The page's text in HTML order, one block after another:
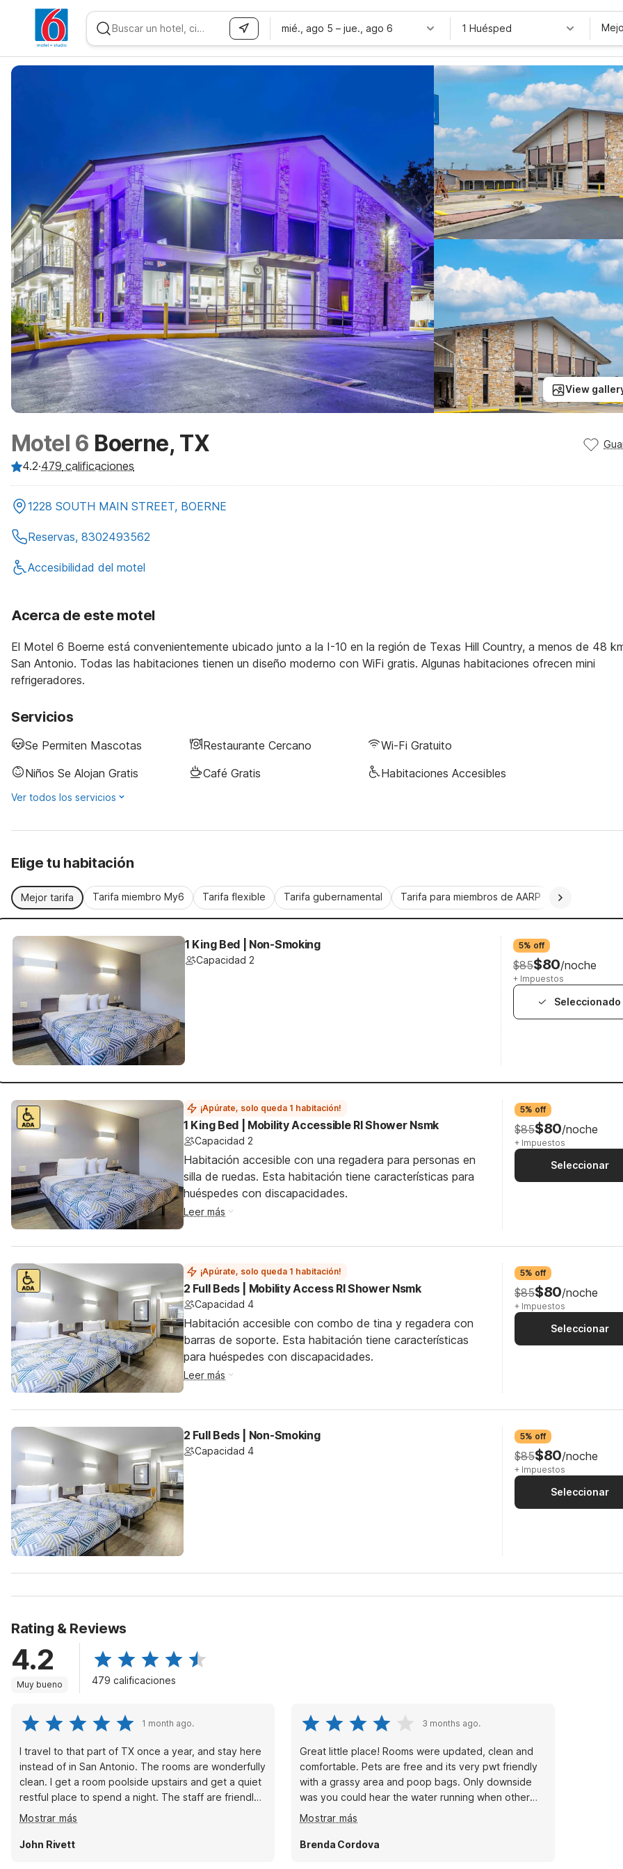
mié., ago 5 – jue., ago 6 1 Huésped
View
Motel 6 Boerne, TX
4.2·479 calificaciones
1228 SOUTH MAIN STREET, BOERNE
Reservas, 8302493562
Accesibilidad del motel
Acerca de este motel
El Motel 6 Boerne está convenientemente ubicado junto a la I-10 en la región de Texas Hill Country, a menos de 48
San Antonio. Todas las habitaciones tienen un diseño moderno con WiFi gratis. Algunas habitaciones ofrecen mini
refrigeradores.
Servicios
Se Permiten Mascotas Restaurante Cercano
Wi-Fi Gratuito
Niños Se Alojan Gratis
Café Gratis Habitaciones Accesibles
Ver todos los servicios
Elige tu habitación
Mejor tarifa Tarifa miembro My6 Tarifa flexible Tarifa gubernamental Tarifa para miembros de AARP
1 King Bed | Non-Smoking
Capacidad 2
5% off
$85$80/noche
+ Impuestos
Seleccionado
¡Apúrate, solo queda 1 habitación!
1 King Bed | Mobility Accessible RI Shower Nsmk
Capacidad 2
Habitación accesible con una regadera para personas en
silla de ruedas. Esta habitación tiene características para
huéspedes con discapacidades.
Leer más
5% off
$85$80/noche
+ Impuestos
Seleccionar
¡Apúrate, solo queda 1 habitación!
2 Full Beds | Mobility Access RI Shower Nsmk
Capacidad 4
Habitación accesible con combo de tina y regadera con
barras de soporte. Esta habitación tiene características
para huéspedes con discapacidades.
Leer más
5% off
$85$80/noche
+ Impuestos
Seleccionar
2 Full Beds | Non-Smoking
Capacidad 4
5% off
$85$80/noche
+ Impuestos
Seleccionar
Rating & Reviews
4.2
Muy bueno 479 calificaciones
1 month ago.
I travel to that part of TX once a year, and stay here
instead of in San Antonio. The rooms are wonderfully
clean. I get a room poolside upstairs and get a quiet
restful place to spend a night. The staff are friendly
and the location is walking distance to food, and
other stores. A great value at the best price around
there.
Mostrar más
John Rivett
3 months ago.
Great little place! Rooms were updated, clean and
comfortable. Pets are free and its very pwt friendly
with a grassy area and poop bags. Only downside
was you could hear the water running when other
rooms turned on shower etc, thin walls.
Mostrar más
Brenda Cordova